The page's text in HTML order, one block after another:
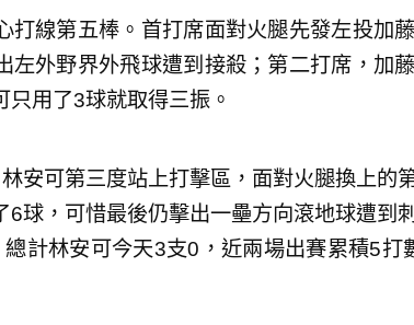
打線第五棒。首打席面對火腿先發左投加
左外野界外飛球遭到接殺；第二打席，加
用了3球就取得三振。
安可第三度站上打擊區，面對火腿換上的
6球，可惜最後仍擊出一壘方向滾地球遭到
計林安可今天3支0，近兩場出賽累積5打